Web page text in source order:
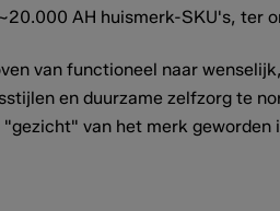
AH huismerk-SKU's, ter
van functioneel naar
en duurzame zelfzorg te
van het merk